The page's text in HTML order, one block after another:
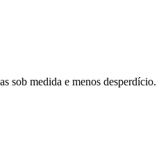
sob medida e menos desperdício.